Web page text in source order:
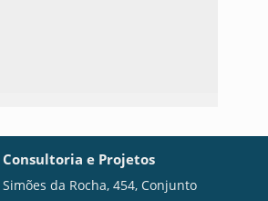
Consultoria e Projetos
da Rocha, 454, Conjunto